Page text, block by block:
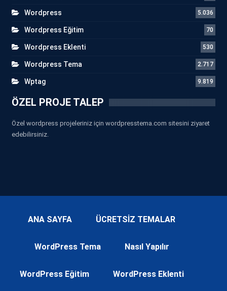
Wordpress 5.036
Wordpress Eğitim 70
Wordpress Eklenti 530
Wordpress Tema 2.717
Wptag 9.819
ÖZEL PROJE TALEP
Özel wordpress projeleriniz için wordpresstema.com sitesini ziyaret
edebilirsiniz.
ANA SAYFA ÜCRETSİZ TEMALAR
WordPress Tema Nasıl Yapılır
WordPress Eğitim WordPress Eklenti